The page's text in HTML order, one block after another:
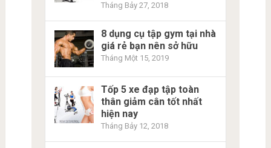
Tháng Bảy 27, 2018
8 dụng cụ tập gym tại nhà
giá rẻ bạn nên sở hữu
Tháng Một 15, 2019
Tốp 5 xe đạp tập toàn
thân giảm cân tốt nhất
hiện nay
Tháng Bảy 12, 2018